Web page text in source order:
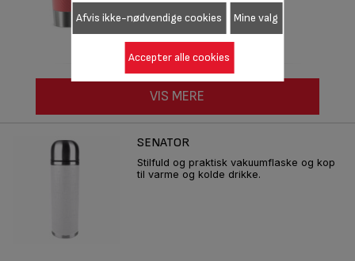
VIS MERE
SENATOR
Stilfuld og praktisk vakuumflaske og kop
til varme og kolde drikke.
Afvis ikke-nødvendige cookies Mine valg
Accepter alle cookies